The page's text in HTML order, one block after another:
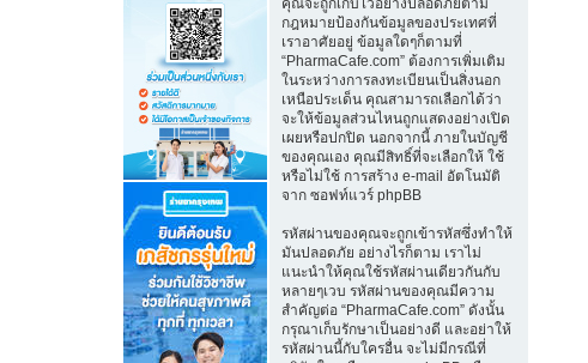
กฎหมายป้องกันข้อมูลของประเทศที่
เราอาศัยอยู่ ข้อมูลใดๆก็ตามที่
“PharmaCafe.com” ต้องการเพิ่มเติม
ในระหว่างการลงทะเบียนเป็นสิ่งนอก
เหนือประเด็น คุณสามารถเลือกได้ว่า
จะให้ข้อมูลส่วนไหนถูกแสดงอย่างเปิด
เผยหรือปกปิด นอกจากนี้ ภายในบัญชี
ของคุณเอง คุณมีสิทธิ์ที่จะเลือกให้ ใช้
หรือไม่ใช้ การสร้าง e-mail อัตโนมัติ
จาก ซอฟท์แวร์ phpBB
รหัสผ่านของคุณจะถูกเข้ารหัสซึ่งทำให้
มันปลอดภัย อย่างไรก็ตาม เราไม่
แนะนำให้คุณใช้รหัสผ่านเดียวกันกับ
หลายๆเวบ รหัสผ่านของคุณมีความ
สำคัญต่อ “PharmaCafe.com” ดังนั้น
กรุณาเก็บรักษาเป็นอย่างดี และอย่าให้
รหัสผ่านนี้กับใครอื่น จะไม่มีกรณีที่